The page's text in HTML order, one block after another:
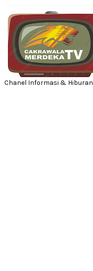
Chanel Informasi & Hiburan